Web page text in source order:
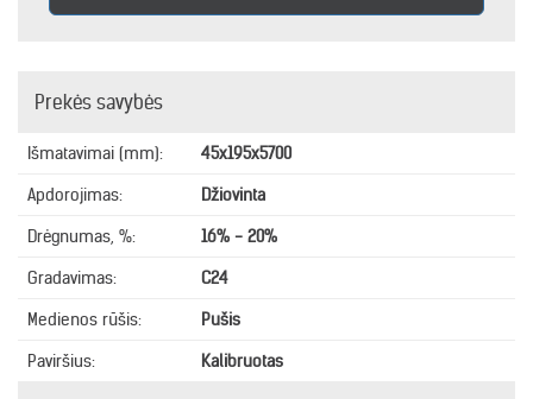
Prekės savybės
Išmatavimai (mm):
45x195x5700
Apdorojimas:
Džiovinta
Drėgnumas, %:
16% - 20%
Gradavimas:
C24
Medienos rūšis:
Pušis
Paviršius:
Kalibruotas